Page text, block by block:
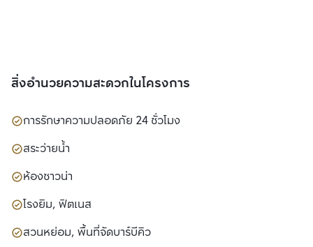
สิ่งอำนวยความสะดวกในโครงการ
การรักษาความปลอดภัย 24 ชั่วโมง
สระว่ายน้ำ
ห้องซาวน่า
โรงยิม, ฟิตเนส
สวนหย่อม, พื้นที่จัดบาร์บีคิว